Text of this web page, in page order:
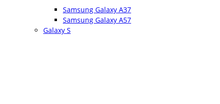
Samsung Galaxy A37
Samsung Galaxy A57
Galaxy S